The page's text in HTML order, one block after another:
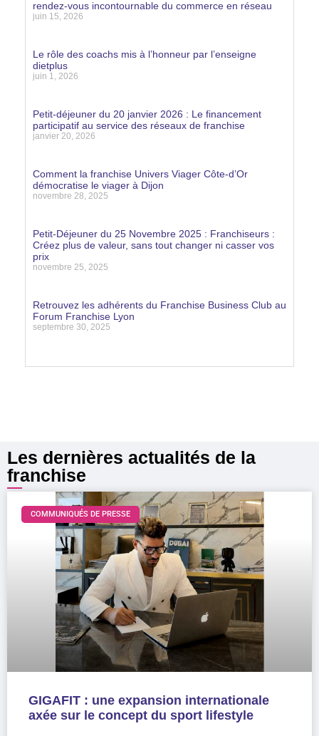
rendez-vous incontournable du commerce en réseau
juin 15, 2026
Le rôle des coachs mis à l’honneur par l’enseigne
dietplus
juin 1, 2026
Petit-déjeuner du 20 janvier 2026 : Le financement
participatif au service des réseaux de franchise
janvier 20, 2026
Comment la franchise Univers Viager Côte-d’Or
démocratise le viager à Dijon
novembre 28, 2025
Petit-Déjeuner du 25 Novembre 2025 : Franchiseurs :
Créez plus de valeur, sans tout changer ni casser vos
prix
novembre 25, 2025
Retrouvez les adhérents du Franchise Business Club au
Forum Franchise Lyon
septembre 30, 2025
Les dernières actualités de la
franchise
COMMUNIQUÉS DE PRESSE
GIGAFIT : une expansion internationale
axée sur le concept du sport lifestyle